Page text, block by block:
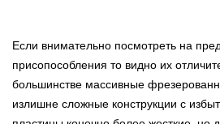
Если внимательно посмотреть на
присопособления то видно их
большинстве массивные
излишне сложные конструкции с